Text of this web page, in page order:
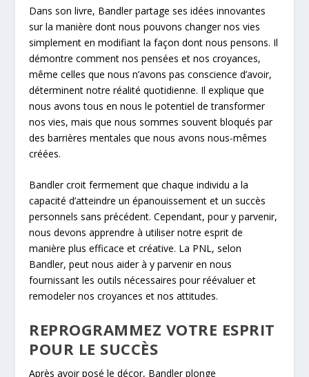
Dans son livre, Bandler partage ses idées innovantes
sur la manière dont nous pouvons changer nos vies
simplement en modifiant la façon dont nous pensons. Il
démontre comment nos pensées et nos croyances,
même celles que nous n’avons pas conscience d’avoir,
déterminent notre réalité quotidienne. Il explique que
nous avons tous en nous le potentiel de transformer
nos vies, mais que nous sommes souvent bloqués par
des barrières mentales que nous avons nous-mêmes
créées.
Bandler croit fermement que chaque individu a la
capacité d’atteindre un épanouissement et un succès
personnels sans précédent. Cependant, pour y parvenir,
nous devons apprendre à utiliser notre esprit de
manière plus efficace et créative. La PNL, selon
Bandler, peut nous aider à y parvenir en nous
fournissant les outils nécessaires pour réévaluer et
remodeler nos croyances et nos attitudes.
REPROGRAMMEZ VOTRE ESPRIT
POUR LE SUCCÈS
Après avoir posé le décor, Bandler plonge